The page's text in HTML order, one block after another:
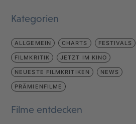
Kategorien
ALLGEMEIN CHARTS FESTIVALS
FILMKRITIK JETZT IM KINO
NEUESTE FILMKRITIKEN NEWS
PRÄMIENFILME
Filme entdecken